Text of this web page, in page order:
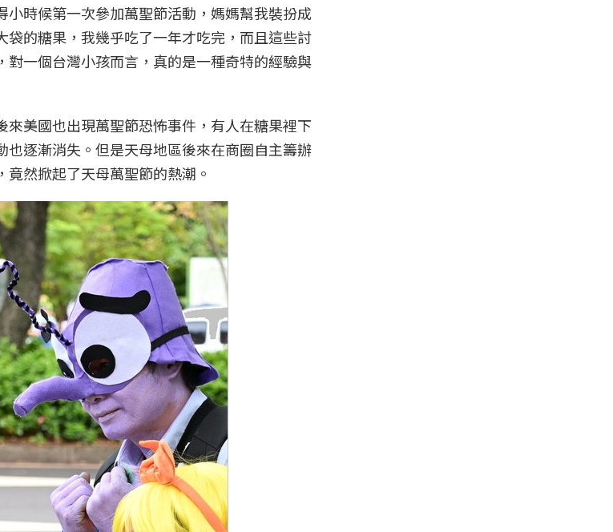
時候第一次參加萬聖節活動，媽媽幫我裝扮成
的糖果，我幾乎吃了一年才吃完，而且這些討
一個台灣小孩而言，真的是一種奇特的經驗與
美國也出現萬聖節恐怖事件，有人在糖果裡下
逐漸消失。但是天母地區後來在商圈自主籌辦
然掀起了天母萬聖節的熱潮。